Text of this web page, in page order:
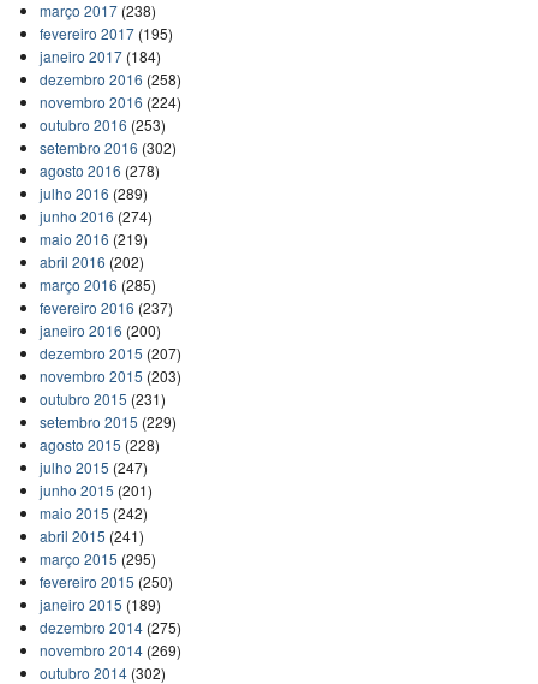
março 2017(238)
fevereiro 2017(195)
janeiro 2017(184)
dezembro 2016 (258)
novembro 2016 (224)
outubro 2016 (253)
setembro 2016 (302)
agosto 2016 (278)
julho 2016 (289)
junho 2016 (274)
maio 2016 (219)
abril 2016 (202)
março 2016 (285)
fevereiro 2016 (237)
janeiro 2016 (200)
dezembro 2015 (207)
novembro 2015 (203)
outubro 2015 (231)
setembro 2015 (229)
agosto 2015 (228)
julho 2015 (247)
junho 2015 (201)
maio 2015 (242)
abril 2015 (241)
março 2015 (295)
fevereiro 2015 (250)
janeiro 2015 (189)
dezembro 2014(275)
novembro 2014(269)
outubro 2014(302)